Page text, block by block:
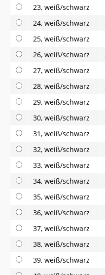
23, weiß/schwarz
24, weiß/schwarz
25, weiß/schwarz
26, weiß/schwarz
27, weiß/schwarz
28, weiß/schwarz
29, weiß/schwarz
30, weiß/schwarz
31, weiß/schwarz
32, weiß/schwarz
33, weiß/schwarz
34, weiß/schwarz
35, weiß/schwarz
36, weiß/schwarz
37, weiß/schwarz
38, weiß/schwarz
39, weiß/schwarz